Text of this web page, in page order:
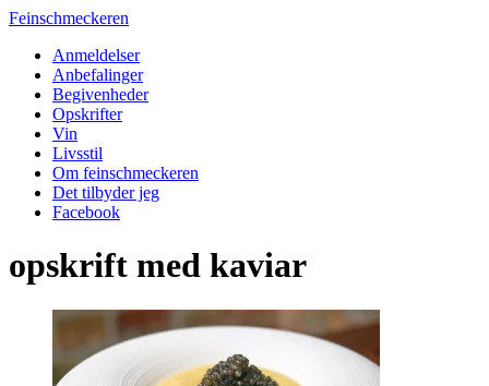
Feinschmeckeren
Anmeldelser
Anbefalinger
Begivenheder
Opskrifter
Vin
Livsstil
Om feinschmeckeren
Det tilbyder jeg
Facebook
opskrift med kaviar